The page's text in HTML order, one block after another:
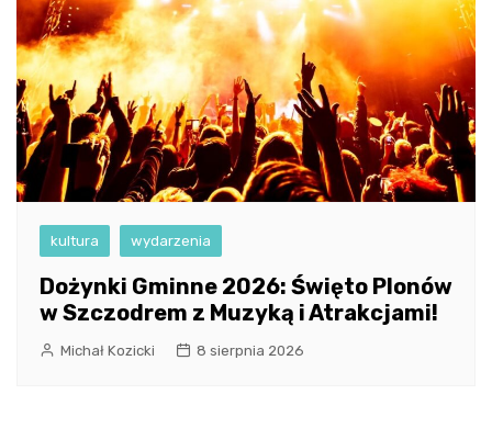
kultura wydarzenia
Dożynki Gminne 2026: Święto Plonów
w Szczodrem z Muzyką i Atrakcjami!
Michał Kozicki 8 sierpnia 2026